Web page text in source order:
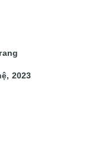
2023